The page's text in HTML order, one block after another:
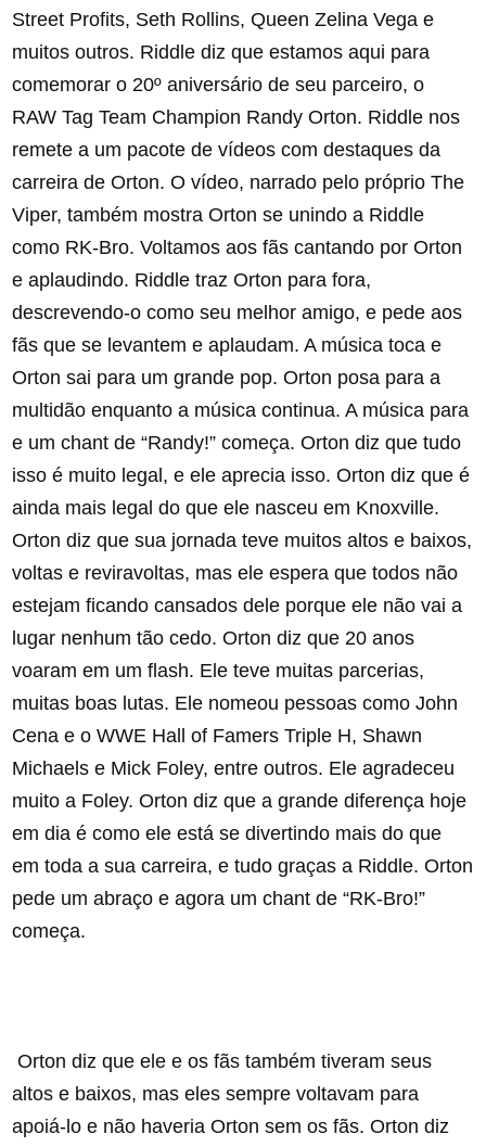
Street Profits, Seth Rollins, Queen Zelina Vega e
muitos outros. Riddle diz que estamos aqui para
comemorar o 20º aniversário de seu parceiro, o
RAW Tag Team Champion Randy Orton. Riddle nos
remete a um pacote de vídeos com destaques da
carreira de Orton. O vídeo, narrado pelo próprio The
Viper, também mostra Orton se unindo a Riddle
como RK-Bro. Voltamos aos fãs cantando por Orton
e aplaudindo. Riddle traz Orton para fora,
descrevendo-o como seu melhor amigo, e pede aos
fãs que se levantem e aplaudam. A música toca e
Orton sai para um grande pop. Orton posa para a
multidão enquanto a música continua. A música para
e um chant de “Randy!” começa. Orton diz que tudo
isso é muito legal, e ele aprecia isso. Orton diz que é
ainda mais legal do que ele nasceu em Knoxville.
Orton diz que sua jornada teve muitos altos e baixos,
voltas e reviravoltas, mas ele espera que todos não
estejam ficando cansados ​​dele porque ele não vai a
lugar nenhum tão cedo. Orton diz que 20 anos
voaram em um flash. Ele teve muitas parcerias,
muitas boas lutas. Ele nomeou pessoas como John
Cena e o WWE Hall of Famers Triple H, Shawn
Michaels e Mick Foley, entre outros. Ele agradeceu
muito a Foley. Orton diz que a grande diferença hoje
em dia é como ele está se divertindo mais do que
em toda a sua carreira, e tudo graças a Riddle. Orton
pede um abraço e agora um chant de “RK-Bro!”
começa.
Orton diz que ele e os fãs também tiveram seus
altos e baixos, mas eles sempre voltavam para
apoiá-lo e não haveria Orton sem os fãs. Orton diz